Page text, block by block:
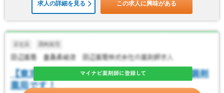
求人の詳細を見る この求人に興味がある